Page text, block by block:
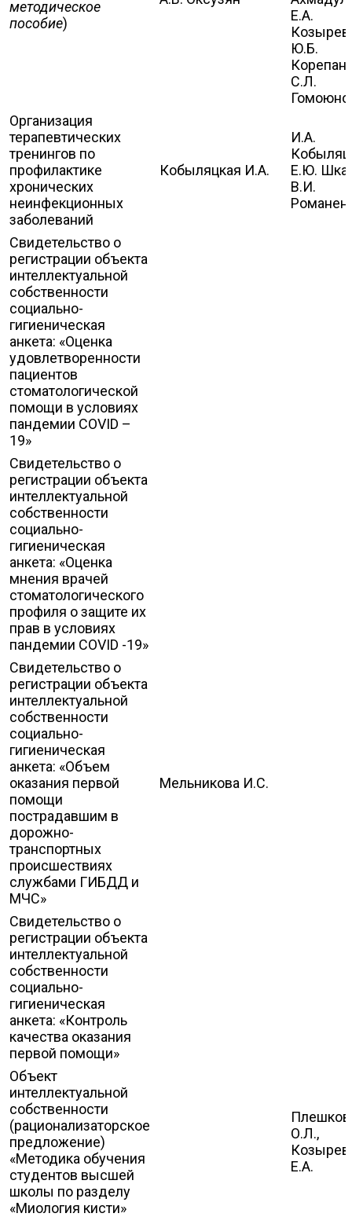
методическое
пособие)
Е.А.
Ю.Б.
С.Л.
Организация
терапевтических
тренингов по
профилактике
хронических
неинфекционных
заболеваний
Кобыляцкая И.А.
И.А.
Е.Ю.
В.И.
Свидетельство о
регистрации объекта
интеллектуальной
собственности
социально-
гигиеническая
анкета: «Оценка
удовлетворенности
пациентов
стоматологической
помощи в условиях
пандемии COVID –
19»
Свидетельство о
регистрации объекта
интеллектуальной
собственности
социально-
гигиеническая
анкета: «Оценка
мнения врачей
стоматологического
профиля о защите их
прав в условиях
пандемии COVID -19»
Свидетельство о
регистрации объекта
интеллектуальной
собственности
социально-
гигиеническая
анкета: «Объем
оказания первой
помощи
пострадавшим в
дорожно-
транспортных
происшествиях
службами ГИБДД и
МЧС»
Мельникова И.С.
Свидетельство о
регистрации объекта
интеллектуальной
собственности
социально-
гигиеническая
анкета: «Контроль
качества оказания
первой помощи»
Объект
интеллектуальной
собственности
(рационализаторское
предложение)
«Методика обучения
студентов высшей
школы по разделу
«Миология кисти»
О.Л.,
Е.А.